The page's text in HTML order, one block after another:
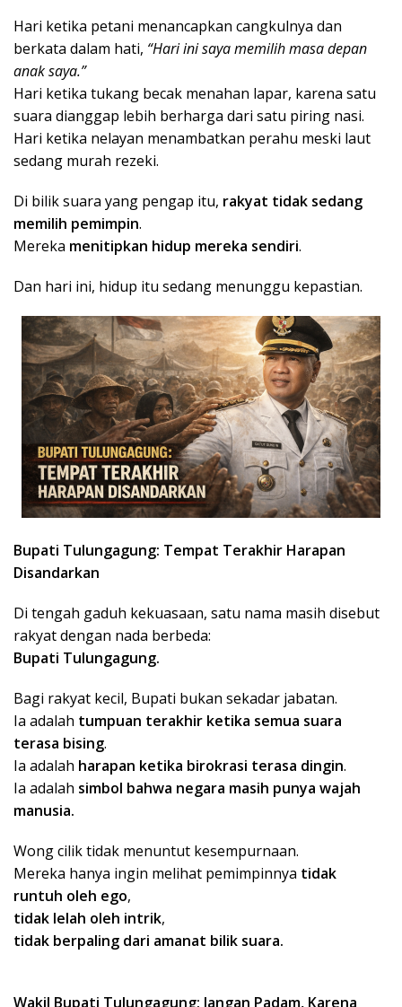
Hari ketika petani menancapkan cangkulnya dan
berkata dalam hati, “Hari ini saya memilih masa depan
anak saya.”
Hari ketika tukang becak menahan lapar, karena satu
suara dianggap lebih berharga dari satu piring nasi.
Hari ketika nelayan menambatkan perahu meski laut
sedang murah rezeki.
Di bilik suara yang pengap itu, rakyat tidak sedang
memilih pemimpin.
Mereka menitipkan hidup mereka sendiri.
Dan hari ini, hidup itu sedang menunggu kepastian.
Bupati Tulungagung: Tempat Terakhir Harapan
Disandarkan
Di tengah gaduh kekuasaan, satu nama masih disebut
rakyat dengan nada berbeda:
Bupati Tulungagung.
Bagi rakyat kecil, Bupati bukan sekadar jabatan.
Ia adalah tumpuan terakhir ketika semua suara
terasa bising.
Ia adalah harapan ketika birokrasi terasa dingin.
Ia adalah simbol bahwa negara masih punya wajah
manusia.
Wong cilik tidak menuntut kesempurnaan.
Mereka hanya ingin melihat pemimpinnya tidak
runtuh oleh ego,
tidak lelah oleh intrik,
tidak berpaling dari amanat bilik suara.
Wakil Bupati Tulungagung: Jangan Padam, Karena